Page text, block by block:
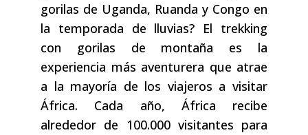
gorilas de Uganda, Ruanda y Congo en
la temporada de lluvias? El trekking
con gorilas de montaña es la
experiencia más aventurera que atrae
a la mayoría de los viajeros a visitar
África. Cada año, África recibe
alrededor de 100.000 visitantes para